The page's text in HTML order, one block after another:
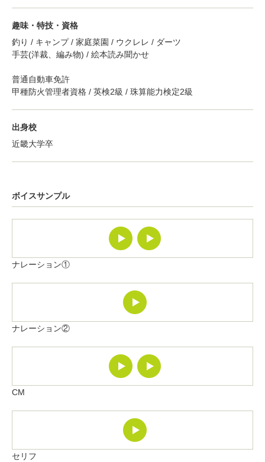
趣味・特技・資格
釣り / キャンプ / 家庭菜園 / ウクレレ / ダーツ
手芸(洋裁、編み物) / 絵本読み聞かせ
普通自動車免許
甲種防火管理者資格 / 英検2級 / 珠算能力検定2級
出身校
近畿大学卒
ボイスサンプル
ナレーション①
ナレーション②
CM
セリフ